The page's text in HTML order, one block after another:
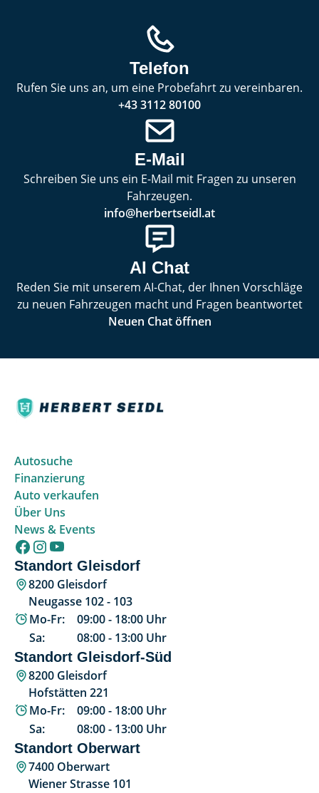
Telefon
Rufen Sie uns an, um eine Probefahrt zu vereinbaren.
+43 3112 80100
E-Mail
Schreiben Sie uns ein E-Mail mit Fragen zu unseren
Fahrzeugen.
info@herbertseidl.at
AI Chat
Reden Sie mit unserem AI-Chat, der Ihnen Vorschläge
zu neuen Fahrzeugen macht und Fragen beantwortet
Neuen Chat öffnen
Autosuche
Finanzierung
Auto verkaufen
Über Uns
News & Events
Standort Gleisdorf
8200 Gleisdorf
Neugasse 102 - 103
Mo-Fr:
09:00- 18:00 Uhr
Sa:
08:00- 13:00 Uhr
Standort Gleisdorf-Süd
8200 Gleisdorf
Hofstätten 221
Mo-Fr:
09:00- 18:00 Uhr
Sa:
08:00- 13:00 Uhr
Standort Oberwart
7400 Oberwart
Wiener Strasse 101